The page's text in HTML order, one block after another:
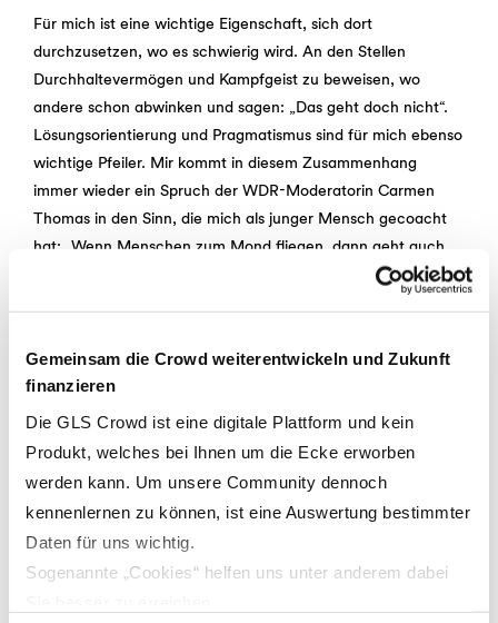
Gemeinsam die Crowd weiterentwickeln und Zukunft
finanzieren
Die GLS Crowd ist eine digitale Plattform und kein
Produkt, welches bei Ihnen um die Ecke erworben
werden kann. Um unsere Community dennoch
kennenlernen zu können, ist eine Auswertung bestimmter
Daten für uns wichtig.
Sogenannte „Cookies“ helfen uns unter anderem dabei
Für mich ist eine wichtige Eigenschaft, sich dort
durchzusetzen, wo es schwierig wird. An den Stellen
Durchhaltevermögen und Kampfgeist zu beweisen, wo
andere schon abwinken und sagen: „Das geht doch nicht“.
Lösungsorientierung und Pragmatismus sind für mich ebenso
wichtige Pfeiler. Mir kommt in diesem Zusammenhang
immer wieder ein Spruch der WDR-Moderatorin Carmen
Thomas in den Sinn, die mich als junger Mensch gecoacht
hat: „Wenn Menschen zum Mond fliegen, dann geht auch
der Rest.“ Das rufe ich mir immer den Kopf, wenn es eine
große Portion Lösungsorientierung notwendig. Nicht zuletzt
finde ich auch die eigene Resilienz sehr wichtig, denn der
Gründeralltag ist durch Höhen und Tiefen geprägt. Das
7. Was wünscht Du Dir
für die Zukunft von